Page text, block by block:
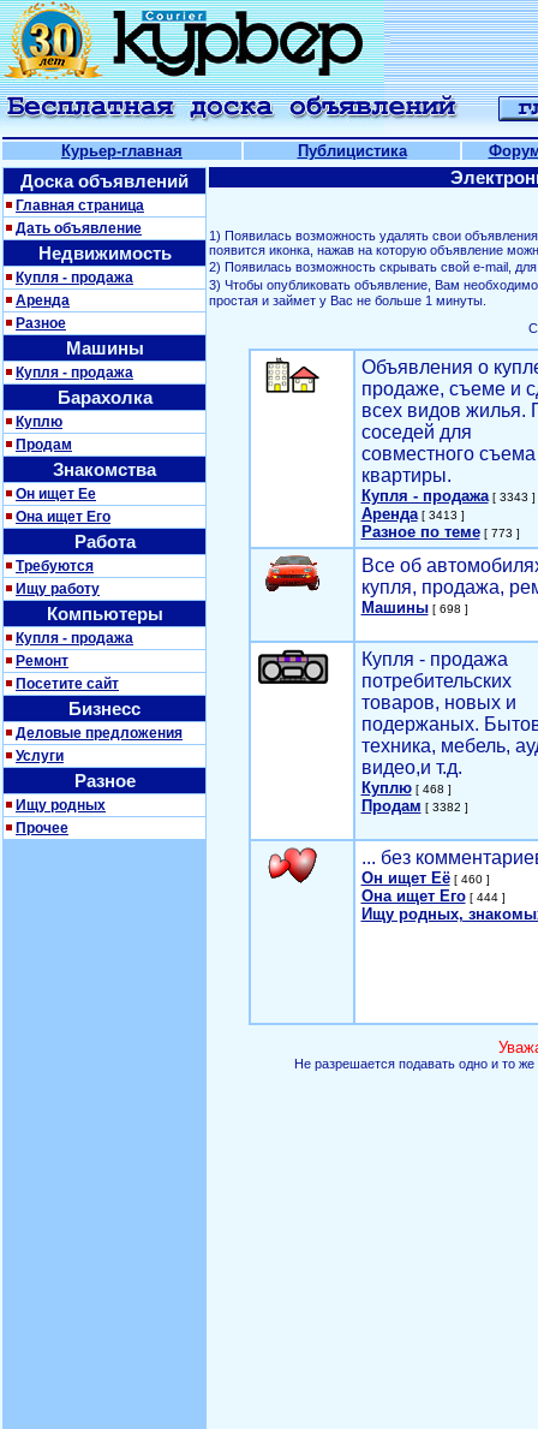
Курьер-главная Публицистика
Доска объявлений
Главная страница
Дать объявление
Недвижимость
Купля - продажа
Аренда
Разное
Машины
Купля - продажа
Барахолка
Куплю
Продам
Знакомства
Он ищет Ее
Она ищет Его
Работа
Требуются
Ищу работу
Компьютеры
Купля - продажа
Ремонт
Посетите сайт
Бизнесс
Деловые предложения
Услуги
Разное
Ищу родных
Прочее
1) Появилась возможность удалять свои
появится иконка, нажав на которую объявление
2) Появилась возможность скрывать свой е-mail,
3) Чтобы опубликовать объявление, Вам
простая и займет у Вас не больше 1 минуты.
Объявления о
продаже, съеме и
всех видов жилья.
соседей для
совместного съема
квартиры.
Купля - продажа[ 3343 ]
Аренда[ 3413 ]
Разное по теме[ 773 ]
Все об
купля, продажа,
Машины[ 698 ]
Купля - продажа
потребительских
товаров, новых и
подержаных.
техника, мебель,
видео,и т.д.
Куплю[ 468 ]
Продам [ 3382 ]
... без
Он ищет Её[ 460 ]
Она ищет Его[ 444 ]
Ищу родных,
Не разрешается подавать одно и то